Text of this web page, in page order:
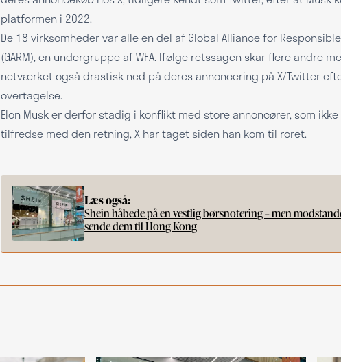
platformen i 2022.
De 18 virksomheder var alle en del af Global Alliance for
(GARM), en undergruppe af WFA. Ifølge retssagen skar flere andre
netværket også drastisk ned på deres annoncering på X/Twitter
overtagelse.
Elon Musk er derfor stadig i konflikt med store annoncører, som
tilfredse med den retning, X har taget siden han kom til roret.
Læs også:
Shein håbede på en vestlig børsnotering – men
sende dem til Hong Kong